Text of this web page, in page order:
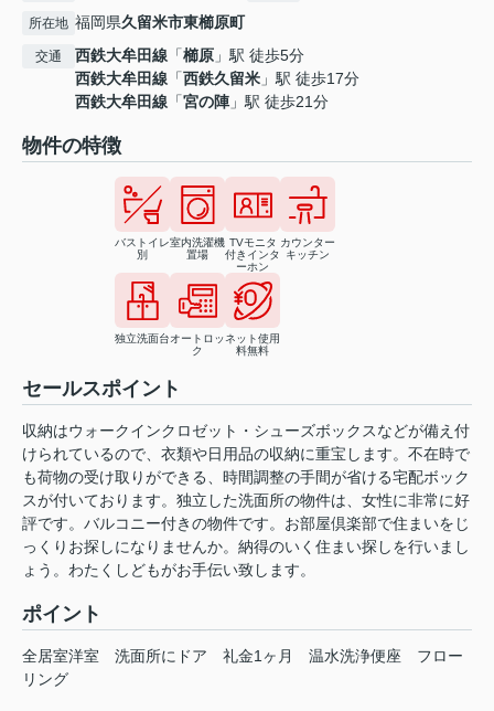
所在地 福岡県久留米市東櫛原町
交通 西鉄大牟田線 「櫛原 」駅 徒歩5分
西鉄大牟田線 「西鉄久留米 」駅 徒歩17分
西鉄大牟田線 「宮の陣」駅 徒歩21分
物件の特徴
バストイレ
別
室内洗濯機
置場
TVモニタ
付きインタ
ーホン
カウンター
キッチン
独立洗面台オートロッ
ク
ネット使用
料無料
セールスポイント
収納はウォークインクロゼット・シューズボックスなどが備え付
けられているので、衣類や日用品の収納に重宝します。不在時で
も荷物の受け取りができる、時間調整の手間が省ける宅配ボック
スが付いております。独立した洗面所の物件は、女性に非常に好
評です。バルコニー付きの物件です。お部屋倶楽部で住まいをじ
っくりお探しになりませんか。納得のいく住まい探しを行いまし
ょう。わたくしどもがお手伝い致します。
ポイント
全居室洋室 洗面所にドア 礼金1ヶ月 温水洗浄便座
フロー
リング